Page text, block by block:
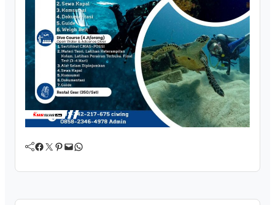
Facebook Twitter Pinterest Mail WhatsApp